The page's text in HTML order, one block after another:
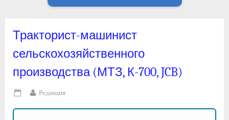
Тракторист-машинист
сельскохозяйственного
производства (МТЗ, К-700, JCB)
Posted
on
By
Редакция